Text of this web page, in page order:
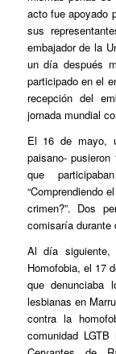
acto fue apoyado
sus
embajador de la
un día después
participado en el
recepción del
jornada mundial
El 16 de mayo,
paisano-
que
“Comprendiendo
crimen?”. Dos
comisaría durante
Al día siguiente,
Homofobia, el 17
que denunciaba
lesbianas en
contra la
comunidad